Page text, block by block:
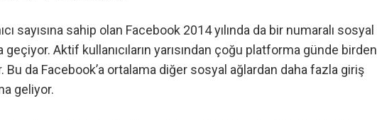
sayısına sahip olan Facebook 2014 yılında da bir numaralı sosyal
geçiyor. Aktif kullanıcıların yarısından çoğu platforma günde birden
Bu da Facebook’a ortalama diğer sosyal ağlardan daha fazla giriş
geliyor.